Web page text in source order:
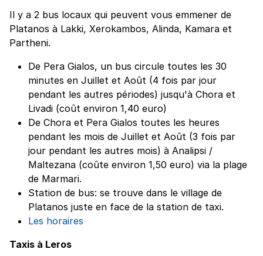
Il y a 2 bus locaux qui peuvent vous emmener de
Platanos à Lakki, Xerokambos, Alinda, Kamara et
Partheni.
De Pera Gialos, un bus circule toutes les 30
minutes en Juillet et Août (4 fois par jour
pendant les autres périodes) jusqu'à Chora et
Livadi (coût environ 1,40 euro)
De Chora et Pera Gialos toutes les heures
pendant les mois de Juillet et Août (3 fois par
jour pendant les autres mois) à Analipsi /
Maltezana (coûte environ 1,50 euro) via la plage
de Marmari.
Station de bus: se trouve dans le village de
Platanos juste en face de la station de taxi.
Les horaires
Taxis à Leros